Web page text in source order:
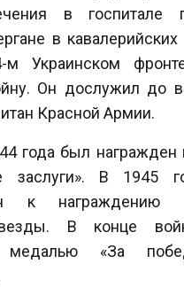
в госпитале
в кавалерийских
м Украинском
Он дослужил до
Красной Армии.
года был
заслуги». В 1945
к награждению
В конце
медалью «За